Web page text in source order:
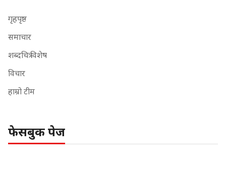
गृहपृष्ठ
समाचार
शब्दचित्र विशेष
विचार
हाम्रो टीम
फेसबुक पेज